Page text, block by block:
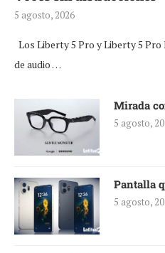
5 agosto, 2026
Los Liberty 5 Pro y Liberty 5 Pro
de audio …
Mirada
5 agosto,
Pantalla
5 agosto,